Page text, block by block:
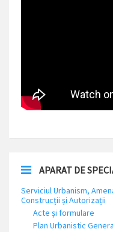
APARAT DE
Serviciul Urbanism,
Construcții și Autorizații
Acte și formulare
Plan Urbanistic